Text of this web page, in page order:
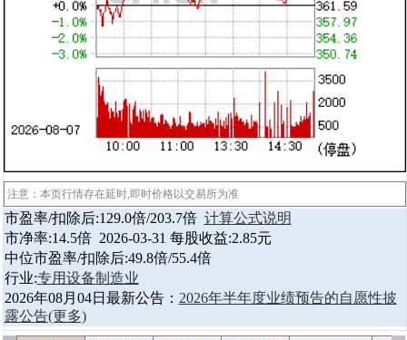
注意：本页行情存在延时,即时价格以交易所为准
市盈率/扣除后:129.0倍/203.7倍 计算公式说明
市净率:14.5倍 2026-03-31 每股收益:2.85元
中位市盈率/扣除后:49.8倍/55.4倍
行业:专用设备制造业
2026年08月04日最新公告： 2026年半年度业绩预告的自愿性披
露公告(更多)